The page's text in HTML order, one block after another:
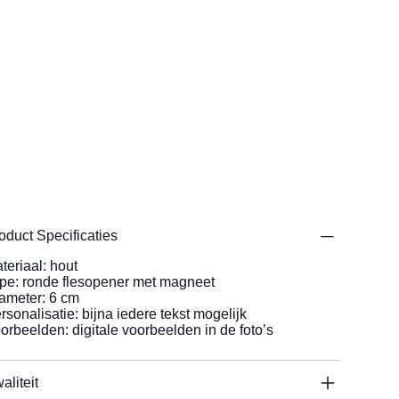
Specificaties
hout
ronde flesopener met magneet
6 cm
bijna iedere tekst mogelijk
digitale voorbeelden in de foto’s